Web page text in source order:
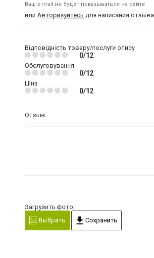
Ваш e-mail не будет показываться на сайте
или Авторизуйтесь для написания отзыва
Відповідність товару/послуги опису
0/12
Обслуговування
0/12
Ціна
0/12
Отзыв:
Загрузить фото:
Выбрать
Сохранить